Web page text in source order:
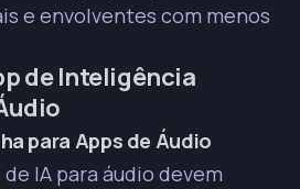
e envolventes com menos
de Inteligência
para Apps de Áudio
IA para áudio devem